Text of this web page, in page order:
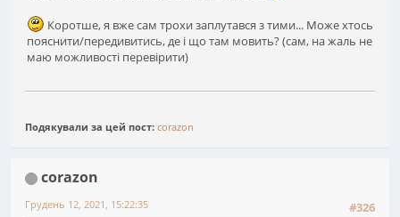
Коротше, я вже сам трохи заплутався з тими... Може хтось
пояснити/передивитись, де і що там мовить? (сам, на жаль не
маю можливості перевірити)
Подякували за цей пост: corazon
corazon
#326
Грудень 12, 2021, 15:22:35